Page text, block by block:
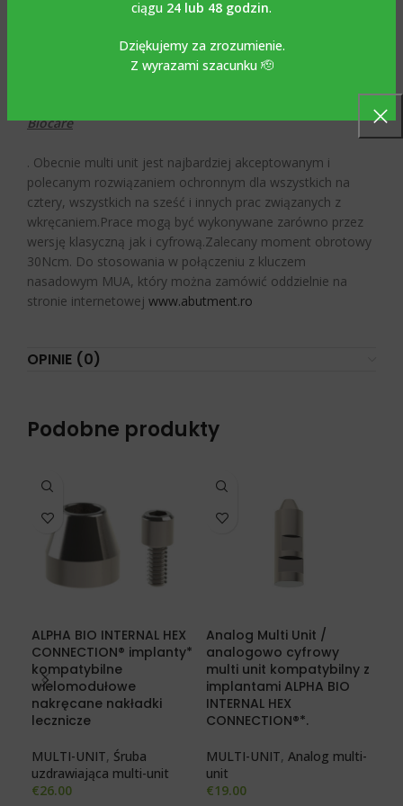
ciągu 24 lub 48 godzin.
Dziękujemy za zrozumienie.
Z wyrazami szacunku 🫡
Biocare
. Obecnie multi unit jest najbardziej akceptowanym i
polecanym rozwiązaniem ochronnym dla wszystkich na
cztery, wszystkich na sześć i innych prac związanych z
wkręcaniem.Prace mogą być wykonywane zarówno przez
wersję klasyczną jak i cyfrową.Zalecany moment obrotowy
30Ncm. Do stosowania w połączeniu z kluczem
nasadowym MUA, który można zamówić oddzielnie na
stronie internetowej www.abutment.ro
OPINIE (0)
Podobne produkty
ALPHA BIO INTERNAL HEX
CONNECTION® implanty*
kompatybilne
wielomodułowe
nakręcane nakładki
lecznicze
MULTI-UNIT, Śruba
uzdrawiająca multi-unit
€26.00
Analog Multi Unit /
analogowo cyfrowy
multi unit kompatybilny z
implantami ALPHA BIO
INTERNAL HEX
CONNECTION®*.
MULTI-UNIT, Analog multi-
unit
€19.00